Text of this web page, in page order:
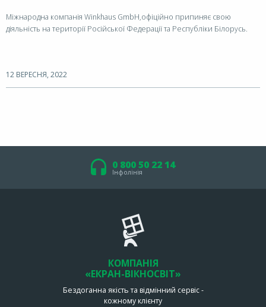
Міжнародна компанія Winkhaus GmbH,офіційно припиняє свою
діяльність на території Російської Федерації та Республіки Білорусь.
12 ВЕРЕСНЯ, 2022
0 800 50 22 14
Інфолінія
КОМПАНІЯ
«ЕКРАН-ВІКНОСВІТ»
Бездоганна якість та відмінний сервіс -
кожному клієнту